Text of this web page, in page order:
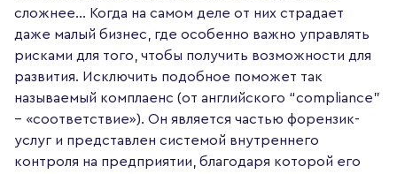
сложнее... Когда на самом деле от них страдает
даже малый бизнес, где особенно важно управлять
рисками для того, чтобы получить возможности для
развития. Исключить подобное поможет так
называемый комплаенс (от английского “compliance”
– «соответствие»). Он является частью форензик-
услуг и представлен системой внутреннего
контроля на предприятии, благодаря которой его